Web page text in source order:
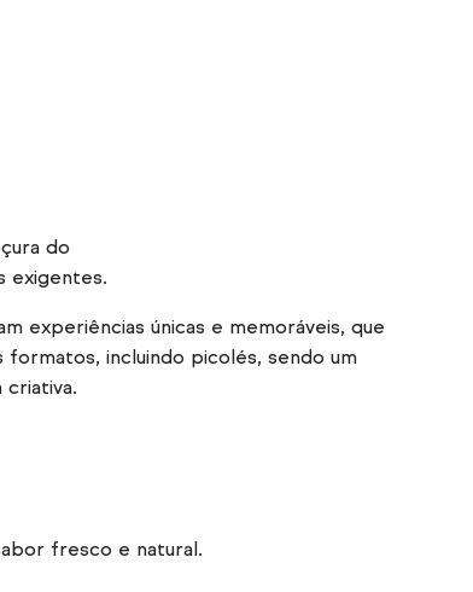
do
exigentes.
experiências únicas e memoráveis, que
incluindo picolés, sendo um
fresco e natural.